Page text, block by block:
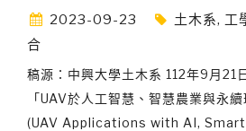
2023-09-23 土木系, 工
合
稿源：中興大學土木系 112年9月21
「UAV於人工智慧、智慧農業與永
(UAV Applications with AI,